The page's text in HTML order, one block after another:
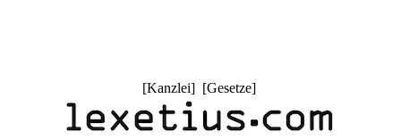
[Kanzlei] [Gesetze]